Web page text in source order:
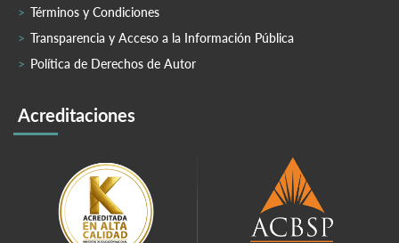
Términos y Condiciones
Transparencia y Acceso a la Información Pública
Política de Derechos de Autor
Acreditaciones